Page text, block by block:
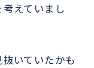
えていまし
いていたかも